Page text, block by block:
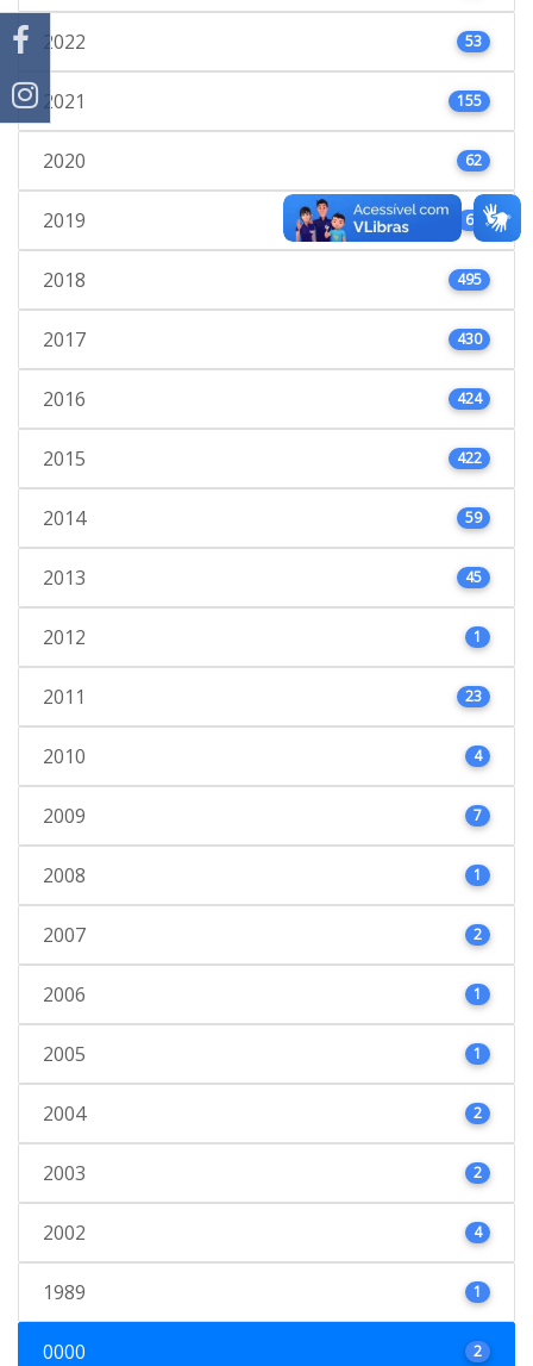
2022 53
2021 155
2020 62
2019 61
2018 495
2017 430
2016 424
2015 422
2014 59
2013 45
2012 1
2011 23
2010 4
2009 7
2008 1
2007 2
2006 1
2005 1
2004 2
2003 2
2002 4
1989 1
0000 2